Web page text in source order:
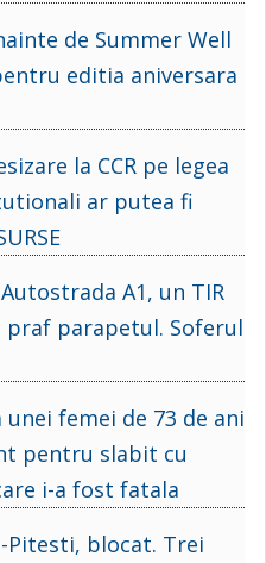
de Summer Well
editia aniversara
la CCR pe legea
ar putea fi
A1, un TIR
parapetul. Soferul
femei de 73 de ani
pentru slabit cu
i-a fost fatala
Pitesti, blocat. Trei